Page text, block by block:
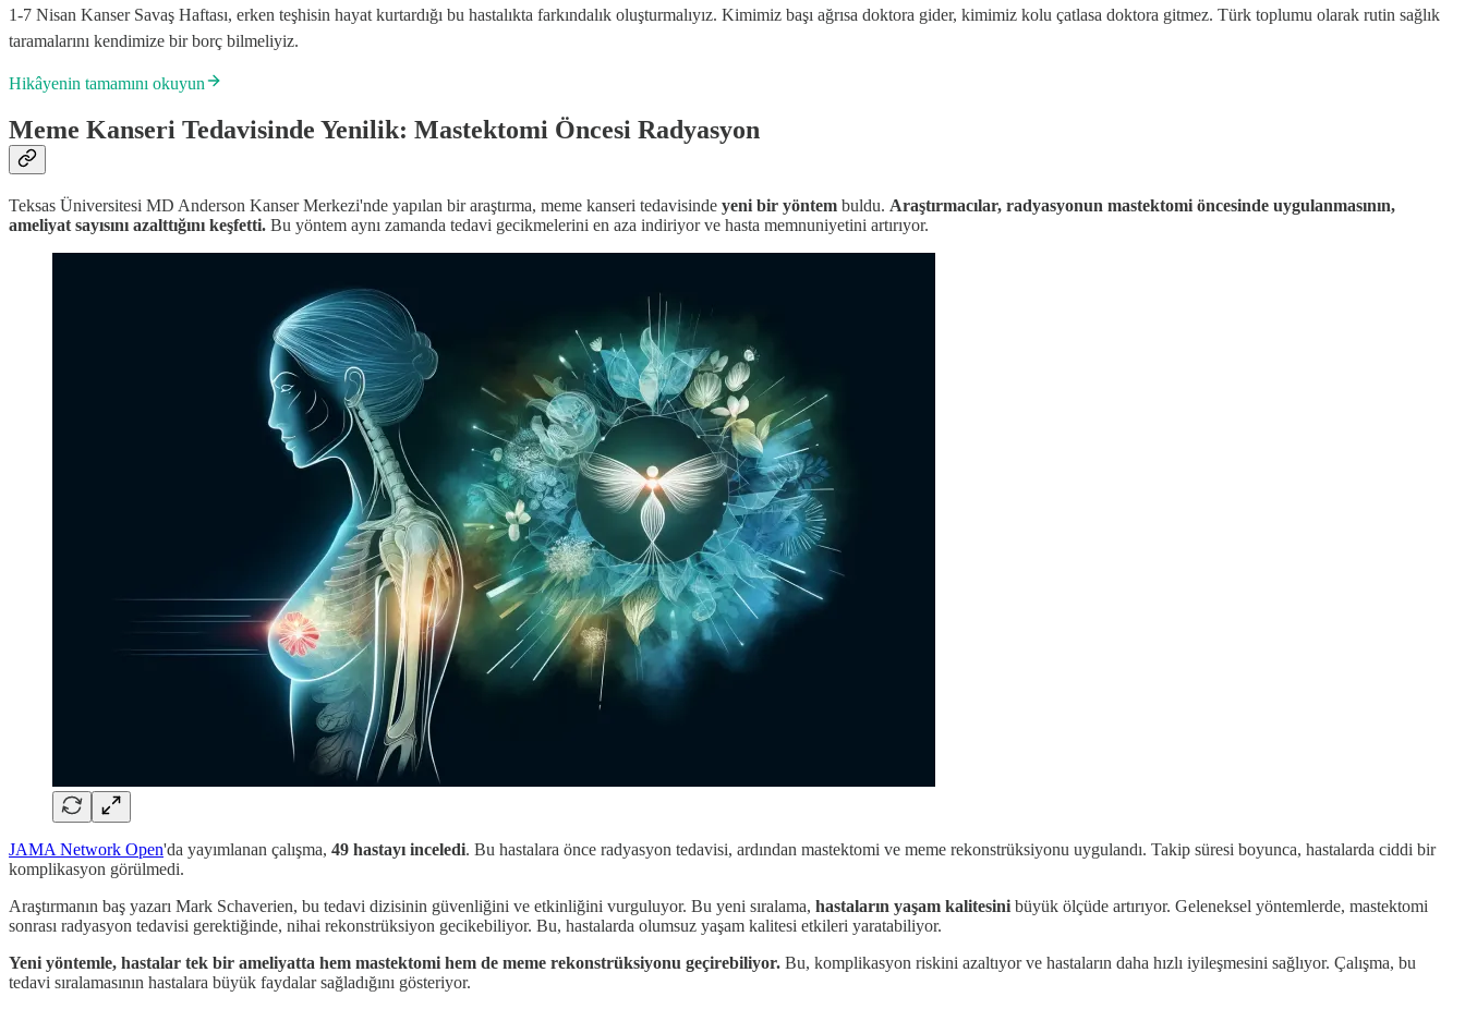
1-7 Nisan Kanser Savaş Haftası, erken teşhisin hayat kurtardığı bu hastalıkta farkındalık oluşturmalıyız. Kimimiz başı ağrısa doktora gider, kimimiz kolu çatlasa doktora gitmez. Türk toplumu olarak rutin sağlık
taramalarını kendimize bir borç bilmeliyiz.
Hikâyenin tamamını okuyun
Meme Kanseri Tedavisinde Yenilik: Mastektomi Öncesi Radyasyon
Teksas Üniversitesi MD Anderson Kanser Merkezi'nde yapılan bir araştırma, meme kanseri tedavisinde yeni bir yöntem buldu. Araştırmacılar, radyasyonun mastektomi öncesinde uygulanmasının,
ameliyat sayısını azalttığını keşfetti. Bu yöntem aynı zamanda tedavi gecikmelerini en aza indiriyor ve hasta memnuniyetini artırıyor.
JAMA Network Open'da yayımlanan çalışma, 49 hastayı inceledi. Bu hastalara önce radyasyon tedavisi, ardından mastektomi ve meme rekonstrüksiyonu uygulandı. Takip süresi boyunca, hastalarda ciddi bir
komplikasyon görülmedi.
Araştırmanın baş yazarı Mark Schaverien, bu tedavi dizisinin güvenliğini ve etkinliğini vurguluyor. Bu yeni sıralama, hastaların yaşam kalitesini büyük ölçüde artırıyor. Geleneksel yöntemlerde, mastektomi
sonrası radyasyon tedavisi gerektiğinde, nihai rekonstrüksiyon gecikebiliyor. Bu, hastalarda olumsuz yaşam kalitesi etkileri yaratabiliyor.
Yeni yöntemle, hastalar tek bir ameliyatta hem mastektomi hem de meme rekonstrüksiyonu geçirebiliyor. Bu, komplikasyon riskini azaltıyor ve hastaların daha hızlı iyileşmesini sağlıyor. Çalışma, bu
tedavi sıralamasının hastalara büyük faydalar sağladığını gösteriyor.